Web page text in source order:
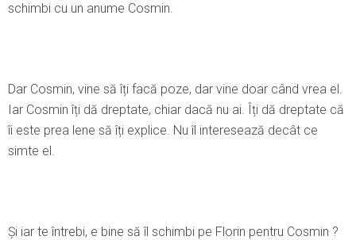
schimbi cu un anume Cosmin.
Dar Cosmin, vine să îți facă poze, dar vine doar când vrea el.
Iar Cosmin îți dă dreptate, chiar dacă nu ai. Îți dă dreptate că
îi este prea lene să îți explice. Nu îl interesează decât ce
simte el.
Şi iar te întrebi, e bine să îl schimbi pe Florin pentru Cosmin ?